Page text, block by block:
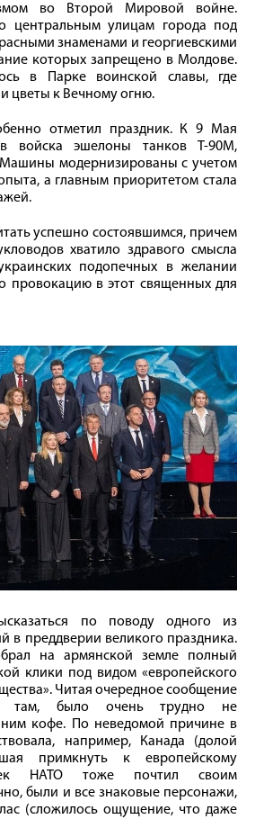
во Второй Мировой войне.
центральным улицам города под
знаменами и георгиевскими
которых запрещено в Молдове.
в Парке воинской славы, где
цветы к Вечному огню.
отметил праздник. К 9 Мая
войска эшелоны танков Т-90М,
модернизированы с учетом
а главным приоритетом стала
успешно состоявшимся, причем
хватило здравого смысла
подопечных в желании
провокацию в этот священных для
по поводу одного из
в преддверии великого праздника.
на армянской земле полный
клики под видом «европейского
Читая очередное сообщение
там, было очень трудно не
кофе. По неведомой причине в
например, Канада (долой
примкнуть к европейскому
НАТО тоже почтил своим
были и все знаковые персонажи,
(сложилось ощущение, что даже